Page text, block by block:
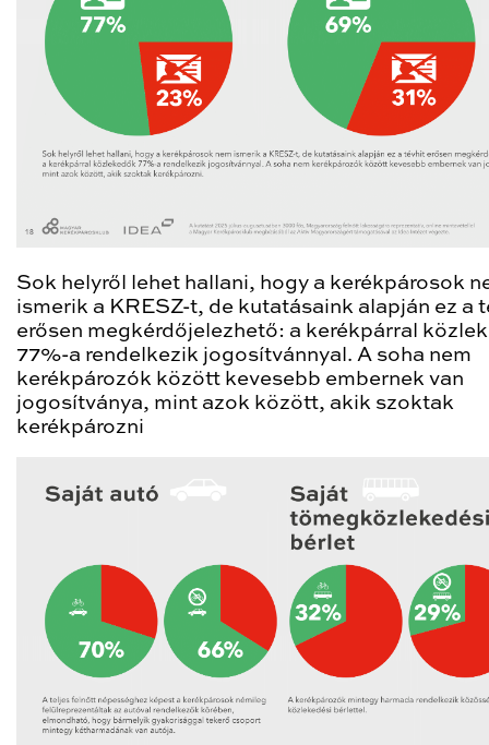
Sok helyről lehet hallani, hogy a kerékpárosok
ismerik a KRESZ-t, de kutatásaink alapján ez a
erősen megkérdőjelezhető: a kerékpárral
77%-a rendelkezik jogosítvánnyal. A soha nem
kerékpározók között kevesebb embernek van
jogosítványa, mint azok között, akik szoktak
kerékpározni